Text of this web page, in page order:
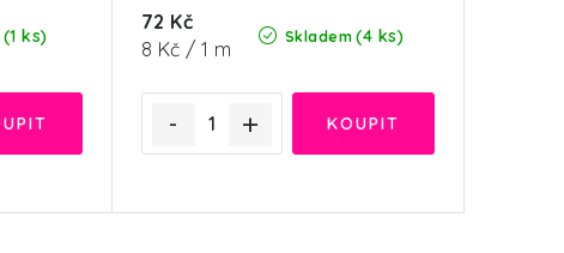
(1 ks) Skladem (4 ks)
72 Kč
Měrná
8 Kč / 1 m